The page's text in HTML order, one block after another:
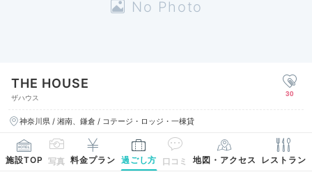
THE HOUSE
ザハウス
神奈川県 / 湘南、鎌倉 / コテージ・ロッジ・一棟貸
30
施設TOP 写真 料金プラン 過ごし方 口コミ 地図・アクセス レストラン